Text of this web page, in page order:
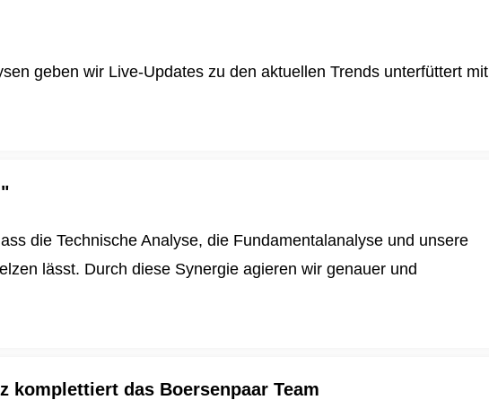
geben wir Live-Updates zu den aktuellen Trends unterfüttert mit
die Technische Analyse, die Fundamentalanalyse und unsere
lässt. Durch diese Synergie agieren wir genauer und
komplettiert das Boersenpaar Team